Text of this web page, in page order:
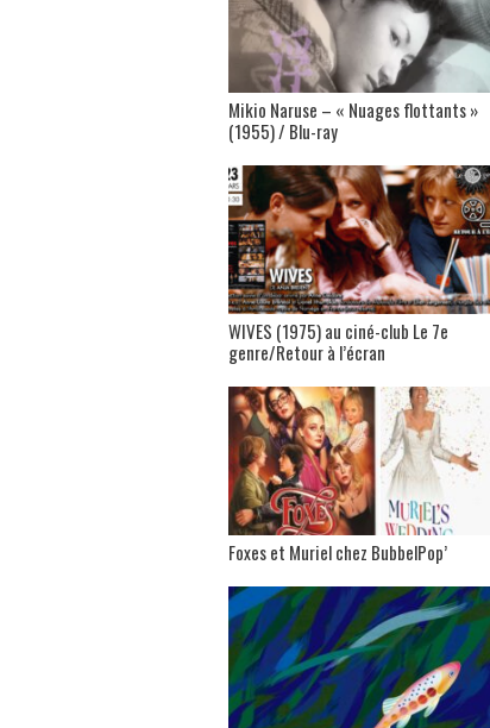
Mikio Naruse – « Nuages flottants »
(1955) / Blu-ray
WIVES (1975) au ciné-club Le 7e
genre/Retour à l’écran
Foxes et Muriel chez BubbelPop’